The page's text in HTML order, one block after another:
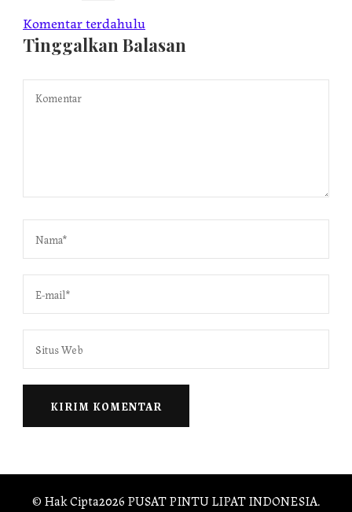
Komentar terdahulu
Tinggalkan Balasan
© Hak Cipta2026 PUSAT PINTU LIPAT INDONESIA.